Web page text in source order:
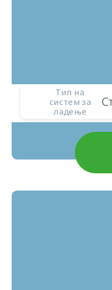
Тип на
систем за
ладење